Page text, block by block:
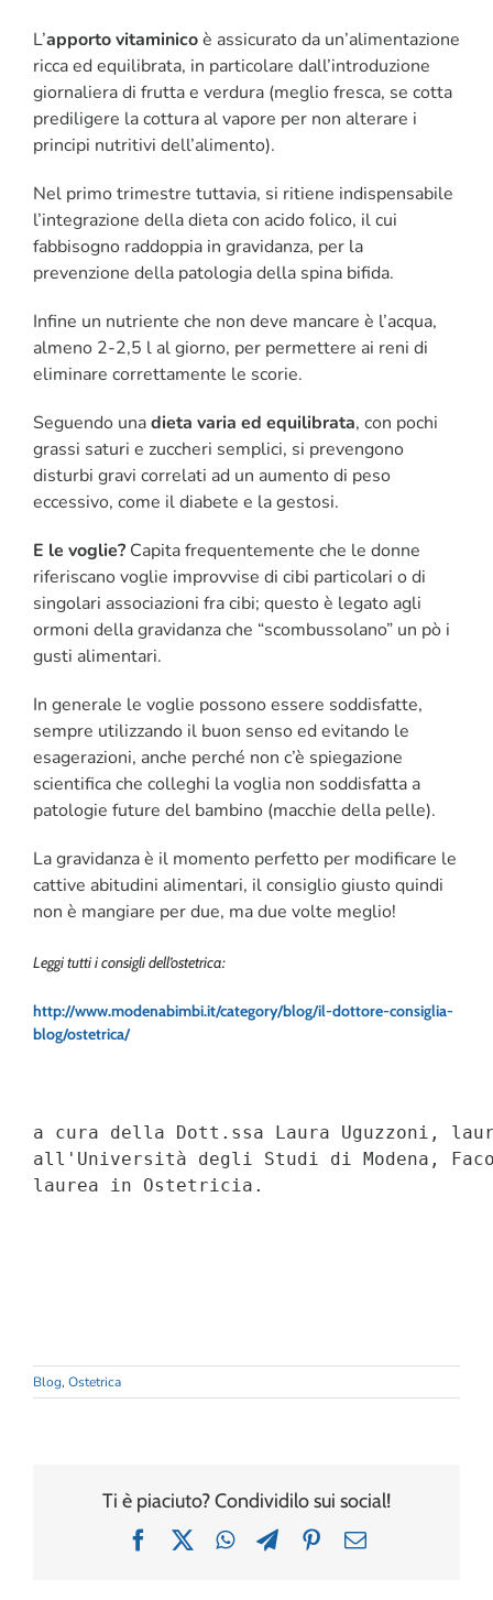
L’apporto vitaminicoè assicurato da un’alimentazione
ricca ed equilibrata, in particolare dall’introduzione
giornaliera di frutta e verdura (meglio fresca, se cotta
prediligere la cottura al vapore per non alterare i
principi nutritivi dell’alimento).
Nel primo trimestre tuttavia, si ritiene indispensabile
l’integrazione della dieta con acido folico, il cui
fabbisogno raddoppia in gravidanza, per la
prevenzione della patologia della spina bifida.
Infine un nutriente che non deve mancare è l’acqua,
almeno 2-2,5 l al giorno, per permettere ai reni di
eliminare correttamente le scorie.
Seguendo unadieta varia ed equilibrata, con pochi
grassi saturi e zuccheri semplici, si prevengono
disturbi gravi correlati ad un aumento di peso
eccessivo, come il diabete e la gestosi.
E le voglie? Capita frequentemente che le donne
riferiscano voglie improvvise di cibi particolari o di
singolari associazioni fra cibi; questo è legato agli
ormoni della gravidanza che “scombussolano” un pò i
gusti alimentari.
In generale le voglie possono essere soddisfatte,
sempre utilizzando il buon senso ed evitando le
esagerazioni, anche perché non c’è spiegazione
scientifica che colleghi la voglia non soddisfatta a
patologie future del bambino (macchie della pelle).
La gravidanza è il momento perfetto per modificare le
cattive abitudini alimentari, il consiglio giusto quindi
non è mangiare per due, ma due volte meglio!
Leggi tutti i consigli dell’ostetrica:
http://www.modenabimbi.it/category/blog/il-dottore-consiglia-
blog/ostetrica/
a cura della Dott.ssa Laura Uguzzoni,
all'Università degli Studi di Modena,
laurea in Ostetricia.
Blog, Ostetrica
Ti è piaciuto? Condividilo sui social!
Facebook
X WhatsAppTelegramPinterest
Email